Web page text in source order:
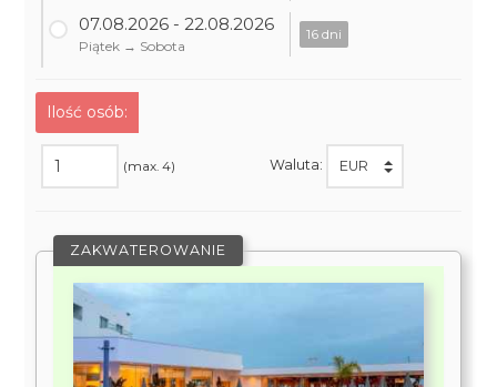
07.08.2026 - 22.08.2026
Piątek → Sobota
16 dni
Ilość osób:
(max. 4) Waluta:
ZAKWATEROWANIE